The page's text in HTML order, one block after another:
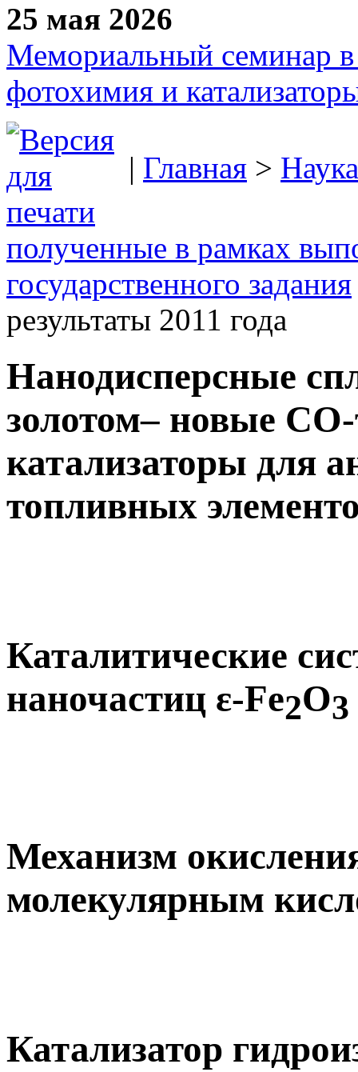
25 мая 2026
Мемориальный семинар в
фотохимия и
| Главная > Наука
полученные в рамках
государственного задания
результаты 2011 года
Нанодисперсные
золотом– новые
катализаторы для
топливных
Каталитические
наночастиц ε-Fe2O3
Механизм
молекулярным
Катализатор